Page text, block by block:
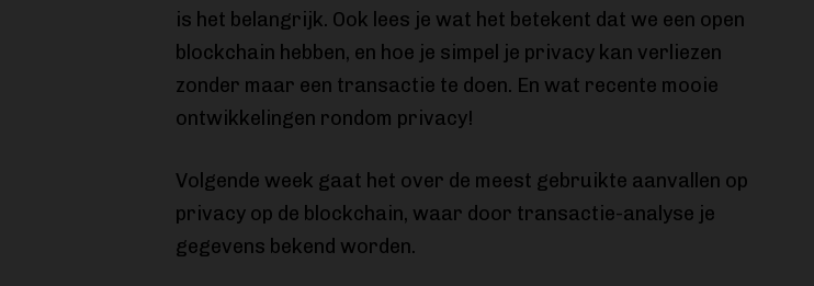
is het belangrijk. Ook lees je wat het betekent dat we een open
blockchain hebben, en hoe je simpel je privacy kan verliezen
zonder maar een transactie te doen. En wat recente mooie
ontwikkelingen rondom privacy!
Volgende week gaat het over de meest gebruikte aanvallen op
privacy op de blockchain, waar door transactie-analyse je
gegevens bekend worden.